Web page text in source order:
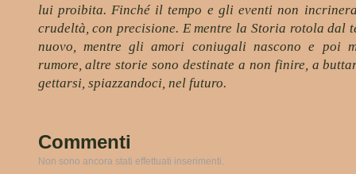
lui proibita. Finché il tempo e gli eventi non
crudeltà, con precisione. E mentre la Storia rotola dal
nuovo, mentre gli amori coniugali nascono e poi
rumore, altre storie sono destinate a non finire, a
gettarsi, spiazzandoci, nel futuro.
Commenti
Non sono ancora stati effettuati inserimenti.